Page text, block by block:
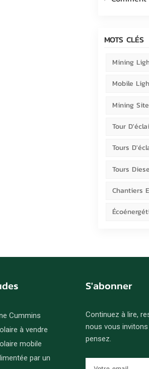
MOTS CLÉS
Mining
Mobile
Mining
Tour
Tours
Tours
Chantiers
Cummins
à vendre
mobile
par un
S'abonner
Continuez à lire,
nous vous
pensez.